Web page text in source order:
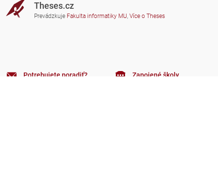
Theses.cz
Prevádzkuje Fakulta informatiky MU, Více o Theses
Potrebujete poradiť? Zapojené školy